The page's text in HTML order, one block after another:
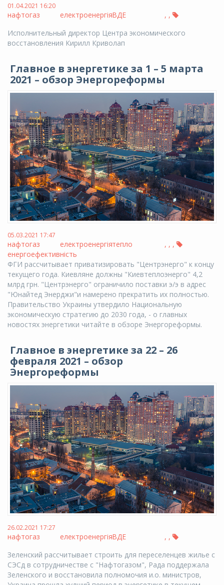
01.04.2021 16:20
нафтогаз ,
електроенергія ,
ВДЕ
Исполнительный директор Центра экономического
восстановления Кирилл Криволап
Главное в энергетике за 1 – 5 марта
2021 – обзор Энергореформы
05.03.2021 17:47
нафтогаз ,
електроенергія ,
тепло
,
енергоефективність
ФГИ рассчитывает приватизировать "Центрэнерго" к концу
текущего года. Киевляне должны "Киевтеплоэнерго" 4,2
млрд грн. "Центрэнерго" ограничило поставки э/э в адрес
"Юнайтед Энерджи"и намерено прекратить их полностью.
Правительство Украины утвердило Национальную
экономическую стратегию до 2030 года, - о главных
новостях энергетики читайте в обзоре Энергореформы.
Главное в энергетике за 22 – 26
февраля 2021 – обзор
Энергореформы
26.02.2021 17:27
нафтогаз ,
електроенергія ,
ВДЕ
Зеленский рассчитывает строить для переселенцев жилье с
СЭСд в сотрудничестве с "Нафтогазом", Рада поддержала
Зеленского и восстановила полномочия и.о. министров,